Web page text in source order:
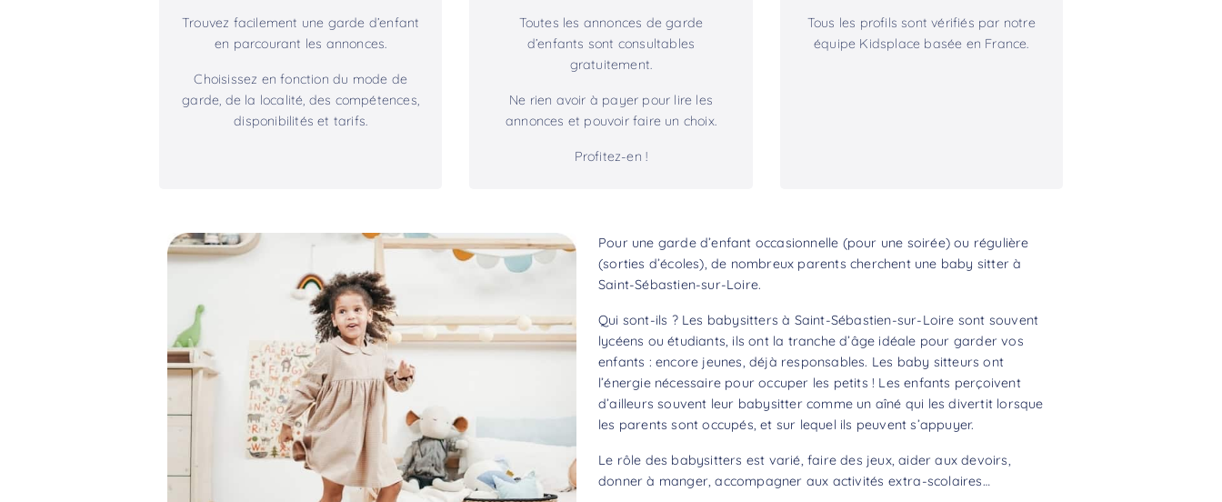
Trouvez facilement une garde d’enfant
en parcourant les annonces.
Choisissez en fonction du mode de
garde, de la localité, des compétences,
disponibilités et tarifs.
Toutes les annonces de garde
d’enfants sont consultables
gratuitement.
Ne rien avoir à payer pour lire les
annonces et pouvoir faire un choix.
Profitez-en !
Tous les profils sont vérifiés par notre
équipe Kidsplace basée en France.
Pour une garde d’enfant occasionnelle (pour une soirée) ou régulière
(sorties d’écoles), de nombreux parents cherchent une baby sitter à
Saint-Sébastien-sur-Loire.
Qui sont-ils ? Les babysitters à Saint-Sébastien-sur-Loire sont souvent
lycéens ou étudiants, ils ont la tranche d’âge idéale pour garder vos
enfants : encore jeunes, déjà responsables. Les baby sitteurs ont
l’énergie nécessaire pour occuper les petits ! Les enfants perçoivent
d’ailleurs souvent leur babysitter comme un aîné qui les divertit lorsque
les parents sont occupés, et sur lequel ils peuvent s’appuyer.
Le rôle des babysitters est varié, faire des jeux, aider aux devoirs,
donner à manger, accompagner aux activités extra-scolaires…